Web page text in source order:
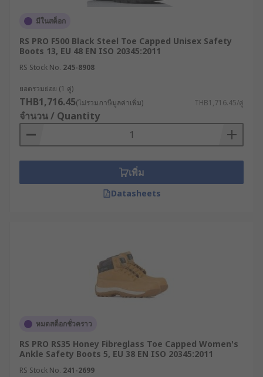
มีในสต็อก
RS PRO F500 Black Steel Toe Capped Unisex Safety
Boots 13, EU 48 EN ISO 20345:2011
RS Stock No. 245-8908
ยอดรวมย่อย (1 คู่)
THB1,716.45(ไม่รวมภาษีมูลค่าเพิ่ม) THB1,716.45/คู่
จำนวน / Quantity
เพิ่ม
Datasheets
หมดสต็อกชั่วคราว
RS PRO RS35 Honey Fibreglass Toe Capped Women's
Ankle Safety Boots 5, EU 38 EN ISO 20345:2011
RS Stock No. 241-2699